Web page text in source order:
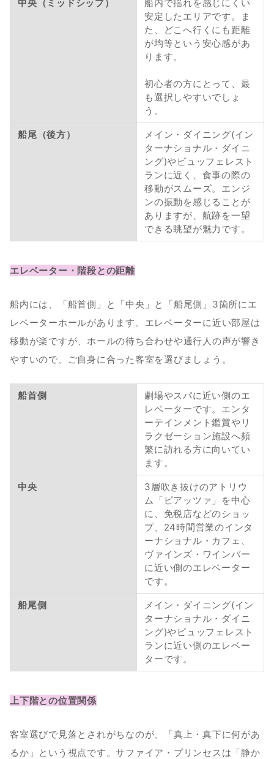
中央（ミッドシップ）
船内で揺れを感じにくい
安定したエリアです。ま
た、どこへ行くにも距離
が均等という安心感があ
ります。
初心者の方にとって、最
も選択しやすいでしょ
う。
船尾（後方）
メイン・ダイニング(イン
ターナショナル・ダイニ
ング)やビュッフェレスト
ランに近く、食事の際の
移動がスムーズ。エンジ
ンの振動を感じることが
ありますが、航跡を一望
できる眺望が魅力です。
エレベーター・階段との距離
船内には、「船首側」と「中央」と「船尾側」3箇所にエ
レベーターホールがあります。エレベーターに近い部屋は
移動が楽ですが、ホールの待ち合わせや通行人の声が響き
やすいので、ご自身に合った客室を選びましょう。
船首側
劇場やスパに近い側のエ
レベーターです。エンタ
ーテインメント鑑賞やリ
ラクゼーション施設へ頻
繁に訪れる方に向いてい
ます。
中央
3層吹き抜けのアトリウ
ム「ピアッツァ」を中心
に、免税店などのショッ
プ、24時間営業のインタ
ーナショナル・カフェ、
ヴァインズ・ワインバー
に近い側のエレベーター
です。
船尾側
メイン・ダイニング(イン
ターナショナル・ダイニ
ング)やビュッフェレスト
ランに近い側のエレベー
ターです。
上下階との位置関係
客室選びで見落とされがちなのが、「真上・真下に何があ
るか」という視点です。サファイア・プリンセスは「静か